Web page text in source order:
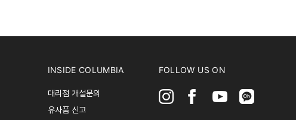
INSIDE COLUMBIA
대리점 개설문의
유사품 신고
FOLLOW US ON